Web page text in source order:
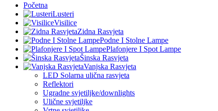
Početna
Lusteri
Visilice
Zidna Rasvjeta
Podne I Stolne Lampe
Plafonjere I Spot Lampe
Šinska Rasvjeta
Vanjska Rasvjeta
LED Solarna ulična rasvjeta
Reflektori
Ugradne svjetiljke/downlights
Ulične svjetiljke